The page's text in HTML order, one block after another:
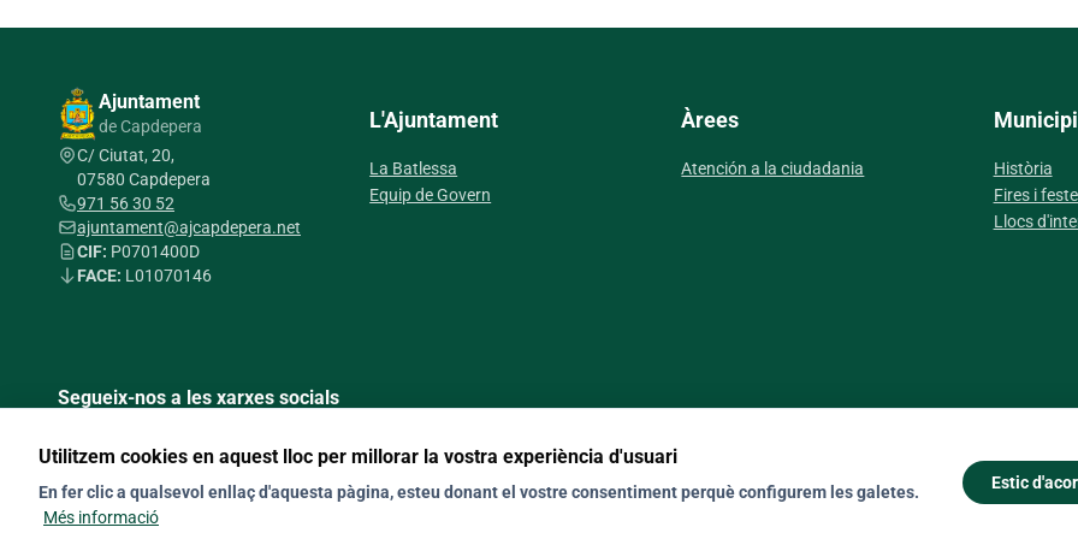
Ajuntament
de Capdepera
C/ Ciutat, 20,
07580 Capdepera
971 56 30 52
ajuntament@ajcapdepera.net
CIF: P0701400D
FACE: L01070146
L'Ajuntament
La Batlessa
Equip de Govern
Àrees
Atención a la ciudadania
Municipi
Història
Fires i
Llocs
Segueix-nos a les xarxes socials
Utilitzem cookies en aquest lloc per millorar la vostra experiència d'usuari
En fer clic a qualsevol enllaç d'aquesta pàgina, esteu donant el vostre consentiment perquè configurem les galetes.
Més informació
Estic